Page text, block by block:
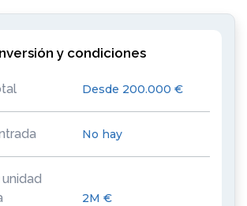
y condiciones
Desde 200.000 €
No hay
2M €